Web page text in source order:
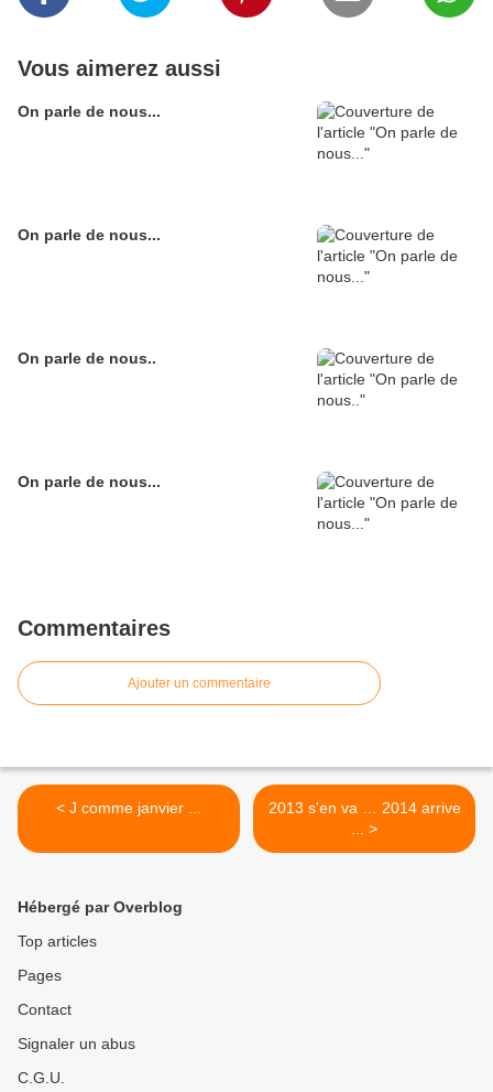
Vous aimerez aussi
On parle de nous...
On parle de nous...
On parle de nous..
On parle de nous...
Commentaires
Ajouter un commentaire
< J comme janvier ...
2013 s'en va … 2014 arrive
... >
Hébergé par Overblog
Top articles
Pages
Contact
Signaler un abus
C.G.U.